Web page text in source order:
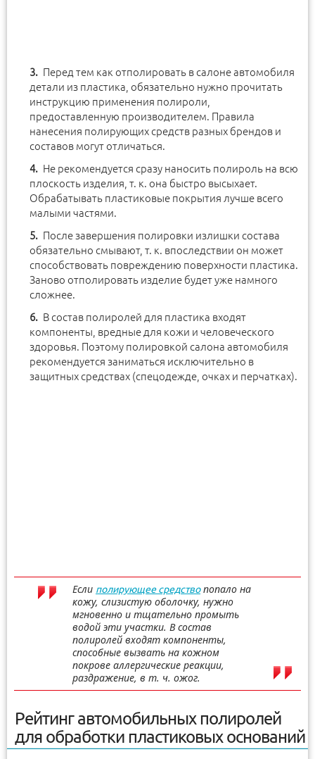
Перед тем как отполировать в салоне автомобиля
детали из пластика, обязательно нужно прочитать
инструкцию применения полироли,
предоставленную производителем. Правила
нанесения полирующих средств разных брендов и
составов могут отличаться.
Не рекомендуется сразу наносить полироль на всю
плоскость изделия, т. к. она быстро высыхает.
Обрабатывать пластиковые покрытия лучше всего
малыми частями.
После завершения полировки излишки состава
обязательно смывают, т. к. впоследствии он может
способствовать повреждению поверхности пластика.
Заново отполировать изделие будет уже намного
сложнее.
В состав полиролей для пластика входят
компоненты, вредные для кожи и человеческого
здоровья. Поэтому полировкой салона автомобиля
рекомендуется заниматься исключительно в
защитных средствах (спецодежде, очках и перчатках).
Если полирующее средствопопало на
кожу, слизистую оболочку, нужно
мгновенно и тщательно промыть
водой эти участки. В состав
полиролей входят компоненты,
способные вызвать на кожном
покрове аллергические реакции,
раздражение, в т. ч. ожог.
Рейтинг автомобильных полиролей
для обработки пластиковых оснований